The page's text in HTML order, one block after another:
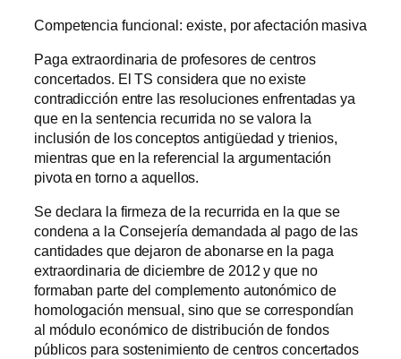
Competencia funcional: existe, por afectación masiva
Paga extraordinaria de profesores de centros
concertados. El TS considera que no existe
contradicción entre las resoluciones enfrentadas ya
que en la sentencia recurrida no se valora la
inclusión de los conceptos antigüedad y trienios,
mientras que en la referencial la argumentación
pivota en torno a aquellos.
Se declara la firmeza de la recurrida en la que se
condena a la Consejería demandada al pago de las
cantidades que dejaron de abonarse en la paga
extraordinaria de diciembre de 2012 y que no
formaban parte del complemento autonómico de
homologación mensual, sino que se correspondían
al módulo económico de distribución de fondos
públicos para sostenimiento de centros concertados